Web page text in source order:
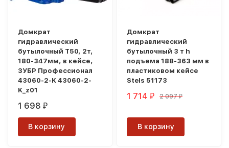
Домкрат
гидравлический
бутылочный T50, 2т,
180-347мм, в кейсе,
ЗУБР Профессионал
43060-2-K 43060-2-
K_z01
1 698₽
В корзину
Домкрат
гидравлический
бутылочный 3 т h
подъема 188-363 мм в
пластиковом кейсе
Stels 51173
1 714₽ 2 097₽
В корзину